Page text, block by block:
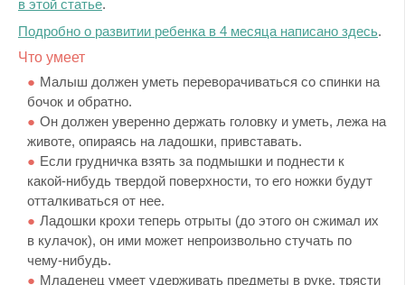
в этой статье.
Подробно о развитии ребенка в 4 месяца написано здесь.
Что умеет
Малыш должен уметь переворачиваться со спинки на
бочок и обратно.
Он должен уверенно держать головку и уметь, лежа на
животе, опираясь на ладошки, привставать.
Если грудничка взять за подмышки и поднести к
какой-нибудь твердой поверхности, то его ножки будут
отталкиваться от нее.
Ладошки крохи теперь отрыты (до этого он сжимал их
в кулачок), он ими может непроизвольно стучать по
чему-нибудь.
Младенец умеет удерживать предметы в руке, трясти